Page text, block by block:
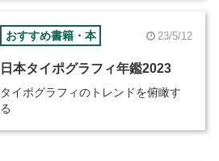
おすすめ書籍・本 23/5/12
日本タイポグラフィ年鑑2023
タイポグラフィのトレンドを俯瞰す
る